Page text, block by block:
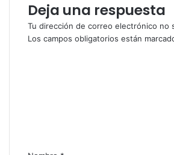
Deja una respuesta
Tu dirección de correo electrónico no
Los campos obligatorios están
i